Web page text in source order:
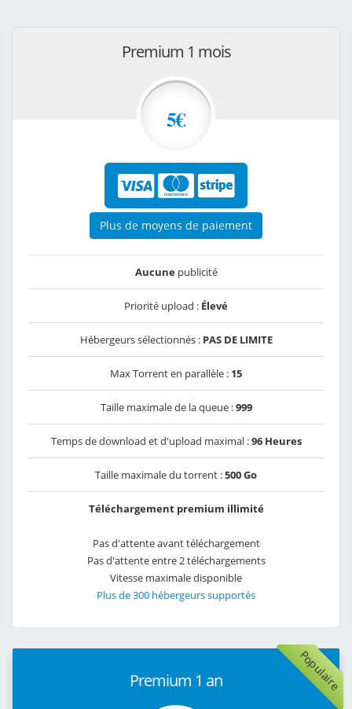
Premium 1 mois
5€
Plus de moyens de paiement
Aucunepublicité
Priorité upload : Élevé
Hébergeurs sélectionnés : PAS DE LIMITE
Max Torrent en parallèle : 15
Taille maximale de la queue :999
Temps de download et d'upload maximal :96 Heures
Taille maximale du torrent :500 Go
Téléchargement premium illimité
Pas d'attente avant téléchargement
Pas d'attente entre 2 téléchargements
Vitesse maximale disponible
Plus de 300 hébergeurs supportés
Populaire
Premium 1 an